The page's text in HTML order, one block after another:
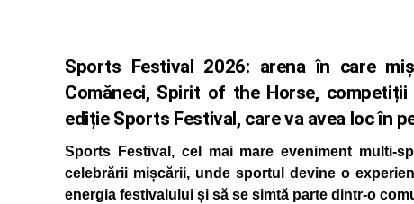
Sports Festival 2026: arena în care
Comăneci, Spirit of the Horse,
ediție Sports Festival, care va avea loc în
Sports Festival, cel mai mare eveniment multi-
celebrării mișcării, unde sportul devine o
energia festivalului și să se simtă parte dintr-o